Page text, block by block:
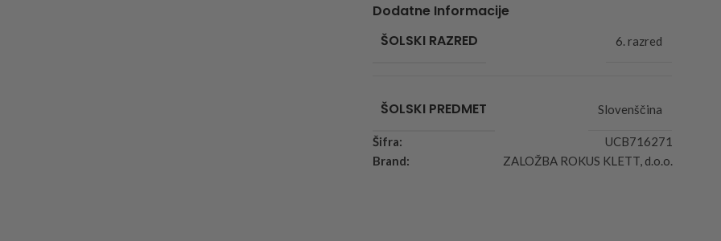
Dodatne Informacije
ŠOLSKI RAZRED
6. razred
ŠOLSKI PREDMET Slovenščina
Šifra:
UCB716271
Brand:
ZALOŽBA ROKUS KLETT, d.o.o.